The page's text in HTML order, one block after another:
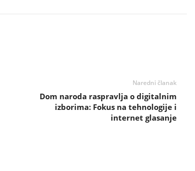
Naredni članak
Dom naroda raspravlja o digitalnim
izborima: Fokus na tehnologije i
internet glasanje